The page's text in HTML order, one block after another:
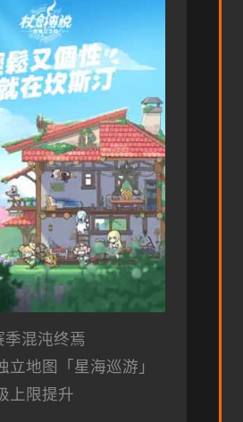
季混沌终焉
立地图「星海巡游」
上限提升